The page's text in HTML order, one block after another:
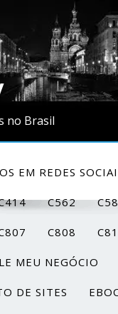
no Brasil
EM REDES
C562
C808
MEU NEGÓCIO
DE SITES